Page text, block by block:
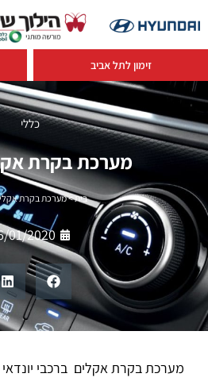
זימון לתל אביב
כללי
מערכת בקרת
בית>מערכת בקרת
01/2020
מערכת בקרת אקלים ברכבי